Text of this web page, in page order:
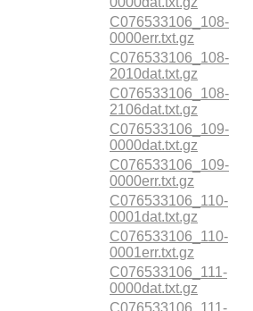
C076533106_108-
0000err.txt.gz
C076533106_108-
2010dat.txt.gz
C076533106_108-
2106dat.txt.gz
C076533106_109-
0000dat.txt.gz
C076533106_109-
0000err.txt.gz
C076533106_110-
0001dat.txt.gz
C076533106_110-
0001err.txt.gz
C076533106_111-
0000dat.txt.gz
C076533106_111-